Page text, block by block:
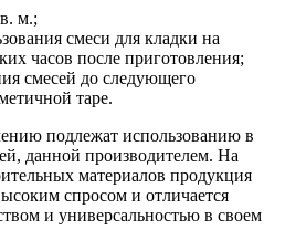
м.;
смеси для кладки на
часов после приготовления;
смесей до следующего
таре.
подлежат использованию в
данной производителем. На
материалов продукция
спросом и отличается
и универсальностью в своем